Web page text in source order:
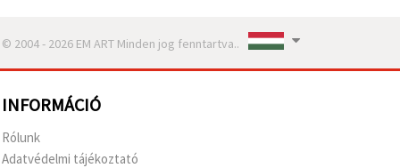
© 2004 - 2026 EM ART Minden jog fenntartva..
INFORMÁCIÓ
Rólunk
Adatvédelmi tájékoztató